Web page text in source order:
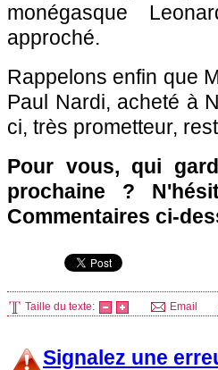
monégasque
approché.
Rappelons enfin que
Paul Nardi, acheté à
ci, très prometteur,
Pour vous, qui
prochaine ?
Commentaires ci-
Taille du texte: Email
Signalez une